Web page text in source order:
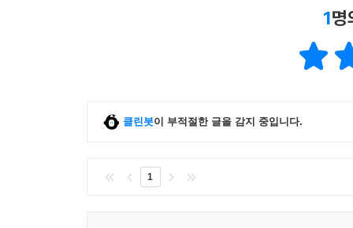
[한눈에 보기] 임대주택 세제혜택 한눈에 보기
5장 재개발·재건축 주택의 양도세
1명
클린봇이 부적절한 글을 감지 중입니다.
1